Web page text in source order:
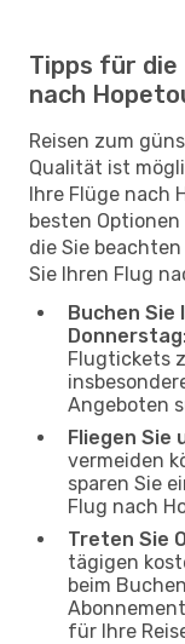
Tipps für die
nach
Reisen zum
Qualität ist
Ihre Flüge nach
besten
die Sie
Sie Ihren Flug
Buchen Sie
Donnerstag
Flugtickets
Angeboten
Fliegen Sie
vermeiden
sparen Sie
Flug nach
Treten Sie
tägigen
beim
für Ihre